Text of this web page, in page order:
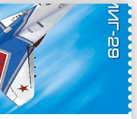
ее и...